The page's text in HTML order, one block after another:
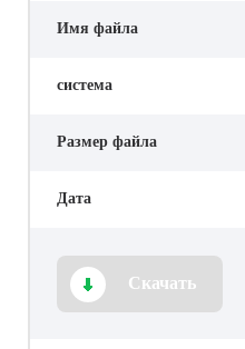
Имя файла
система
Размер файла
Дата
Скачать